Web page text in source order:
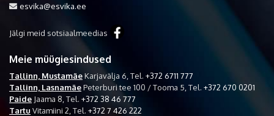
esvika@esvika.ee
Jälgi meid sotsiaalmeedias
Meie müügiesindused
Tallinn, MustamäeKarjavälja 6, Tel. +372 6711 777
Tallinn, LasnamäePeterburi tee 100 / Tooma 5, Tel. +372 670 0201
Paide Jaama 8, Tel. +372 38 46 777
Tartu Vitamiini 2, Tel. +372 7 426 222